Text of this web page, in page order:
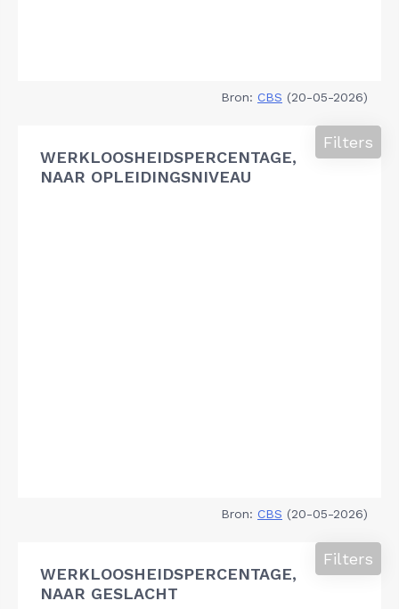
Bron: CBS (20-05-2026)
WERKLOOSHEIDSPERCENTAGE,
NAAR OPLEIDINGSNIVEAU
Filters
Bron: CBS (20-05-2026)
WERKLOOSHEIDSPERCENTAGE,
NAAR GESLACHT
Filters